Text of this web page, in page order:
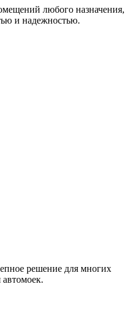
любого назначения,
и надежностью.
решение для многих